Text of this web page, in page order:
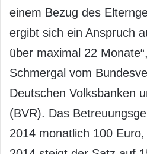
einem Bezug des
ergibt sich ein Anspruch
über maximal 22
Schmergal vom
Deutschen Volksbanken
(BVR). Das
2014 monatlich 100